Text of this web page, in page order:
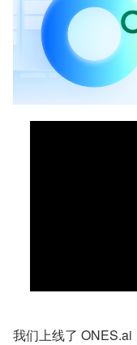
我们上线了